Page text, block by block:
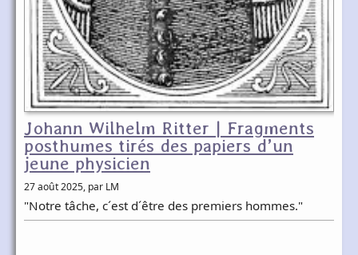
Johann Wilhelm Ritter | Fragments
posthumes tirés des papiers d’un
jeune physicien
27 août 2025, par LM
"Notre tâche, c´est d´être des premiers hommes."